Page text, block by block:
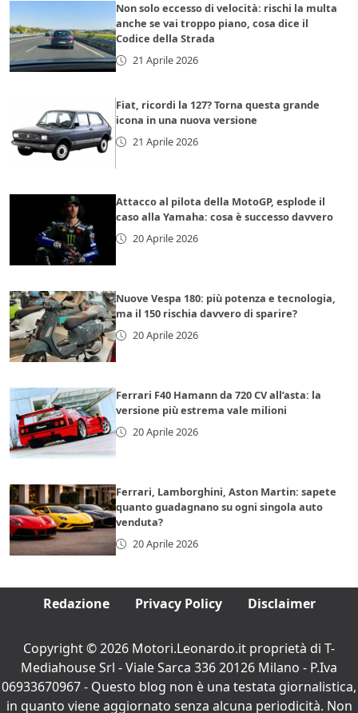
Non solo eccesso di velocità: rischi la multa
anche se vai troppo piano, cosa dice il
Codice della Strada
21 Aprile 2026
Fiat, ricordi la 127? Torna questa grande
icona in una nuova versione
21 Aprile 2026
Attacco al pilota della MotoGP, esplode il
caso alla Yamaha: cosa è successo davvero
20 Aprile 2026
Nuove Vespa 180: più potenza e tecnologia,
ma il 150 rischia davvero di sparire?
20 Aprile 2026
Ferrari F40 Hamann da 720 CV all’asta: la
versione più estrema vale milioni
20 Aprile 2026
Ferrari, Lamborghini, Aston Martin: sapete
quanto guadagnano su ogni singola auto
venduta?
20 Aprile 2026
Redazione Privacy Policy Disclaimer
Copyright © 2026 Motori.Leonardo.it proprietà di T-
Mediahouse Srl - Viale Sarca 336 20126 Milano - P.Iva
06933670967 - Questo blog non è una testata giornalistica,
in quanto viene aggiornato senza alcuna periodicità. Non